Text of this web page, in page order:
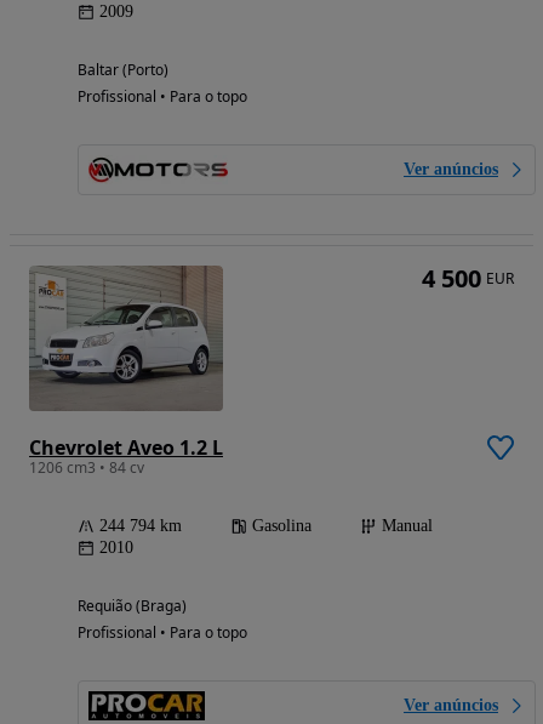
2009
Baltar (Porto)
Profissional • Para o topo
Ver anúncios
Chevrolet Aveo 1.2 L
1206 cm3 • 84 cv
244 794 km Gasolina
Manual
2010
Requião (Braga)
Profissional • Para o topo
Ver anúncios
4 500 EUR